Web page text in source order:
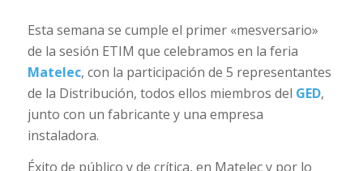
Esta semana se cumple el primer «mesversario»
de la sesión ETIM que celebramos en la feria
Matelec, con la participación de 5 representantes
de la Distribución, todos ellos miembros del GED,
junto con un fabricante y una empresa
instaladora.
Éxito de público y de crítica, en Matelec y por lo